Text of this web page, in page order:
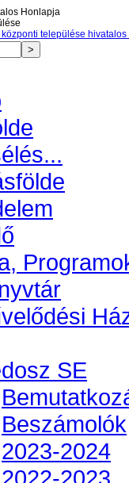
Honlapja
SE
Beszámolók
2023-2024